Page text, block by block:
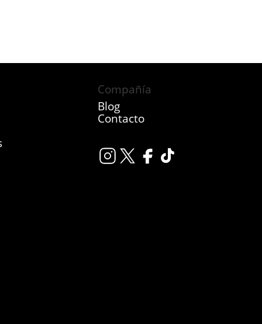
Compañía
Blog
Contacto